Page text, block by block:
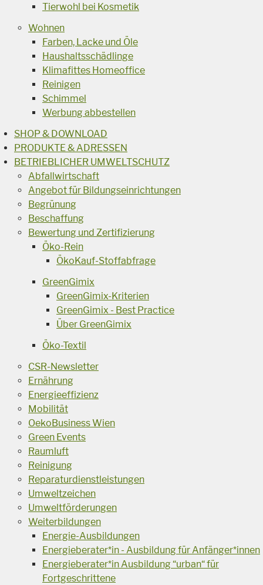
Tierwohl bei Kosmetik
Wohnen
Farben, Lacke und Öle
Haushaltsschädlinge
Klimafittes Homeoffice
Reinigen
Schimmel
Werbung abbestellen
SHOP & DOWNLOAD
PRODUKTE & ADRESSEN
BETRIEBLICHER UMWELTSCHUTZ
Abfallwirtschaft
Angebot für Bildungseinrichtungen
Begrünung
Beschaffung
Bewertung und Zertifizierung
Öko-Rein
ÖkoKauf-Stoffabfrage
GreenGimix
GreenGimix-Kriterien
GreenGimix - Best Practice
Über GreenGimix
Öko-Textil
CSR-Newsletter
Ernährung
Energieeffizienz
Mobilität
OekoBusiness Wien
Green Events
Raumluft
Reinigung
Reparaturdienstleistungen
Umweltzeichen
Umweltförderungen
Weiterbildungen
Energie-Ausbildungen
Energieberater*in - Ausbildung für Anfänger*innen
Energieberater*in Ausbildung “urban“ für
Fortgeschrittene